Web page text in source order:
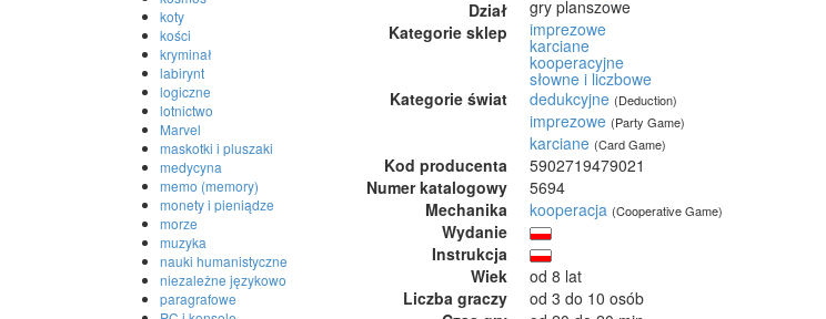
koty
kości
kryminał
labirynt
logiczne
lotnictwo
Marvel
maskotki i pluszaki
medycyna
memo (memory)
monety i pieniądze
morze
muzyka
nauki humanistyczne
niezależne językowo
paragrafowe
Dział
gry planszowe
Kategorie sklep
imprezowe
karciane
kooperacyjne
słowne i liczbowe
Kategorie świat
dedukcyjne (Deduction)
imprezowe (Party Game)
karciane (Card Game)
Kod producenta
5902719479021
Numer katalogowy
5694
Mechanika
kooperacja (Cooperative Game)
Wydanie
Instrukcja
Wiek
od 8 lat
Liczba graczy
od 3 do 10 osób